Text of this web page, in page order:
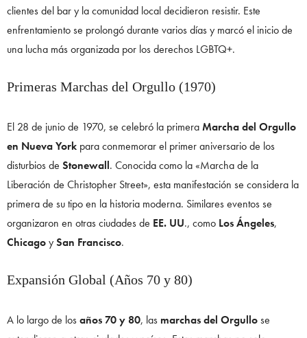
clientes del bar y la comunidad local decidieron resistir. Este
enfrentamiento se prolongó durante varios días y marcó el inicio de
una lucha más organizada por los derechos LGBTQ+.
Primeras Marchas del Orgullo (1970)
El 28 de junio de 1970, se celebró la primeraMarcha del Orgullo
en Nueva York para conmemorar el primer aniversario de los
disturbios de Stonewall. Conocida como la «Marcha de la
Liberación de Christopher Street», esta manifestación se considera la
primera de su tipo en la historia moderna. Similares eventos se
organizaron en otras ciudades de EE. UU., como Los Ángeles,
ChicagoySan Francisco.
Expansión Global (Años 70 y 80)
A lo largo de losaños 70 y 80, las marchas del Orgullose